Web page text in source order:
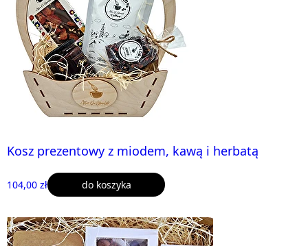
Kosz prezentowy z miodem, kawą i herbatą
104,00 zł do koszyka